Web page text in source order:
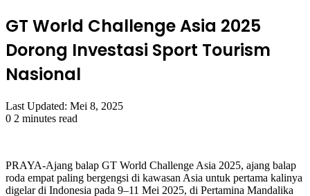
GT World Challenge Asia 2025
Dorong Investasi Sport Tourism
Nasional
Last Updated: Mei 8, 2025
0 2 minutes read
PRAYA-Ajang balap GT World Challenge Asia 2025, ajang balap
roda empat paling bergengsi di kawasan Asia untuk pertama kalinya
digelar di Indonesia pada 9–11 Mei 2025, di Pertamina Mandalika